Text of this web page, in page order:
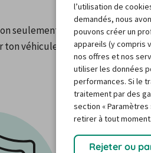
seulement un large choix
véhicule de location. Tu peux
l’utilisation de
demandés, nous
pouvons créer un
appareils (y compris
nos offres et nos
utiliser les données
performances. Si le
traitement par des
section «
retirer à tout moment.
Rejeter ou